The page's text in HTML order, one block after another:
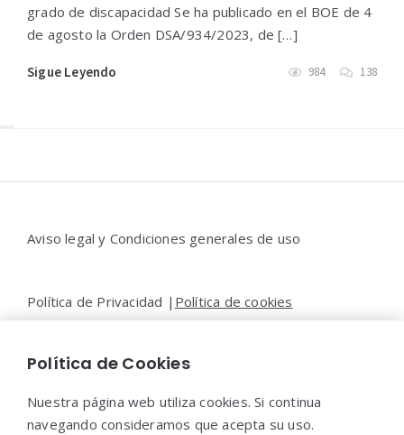
grado de discapacidad Se ha publicado en el BOE de 4
de agosto la Orden DSA/934/2023, de […]
Sigue Leyendo 984 138
Aviso legal y Condiciones generales de uso
Política de Privacidad | Política de cookies
Contacto |Moya&Emery
Política de Cookies
Nuestra página web utiliza cookies. Si continua
navegando consideramos que acepta su uso.